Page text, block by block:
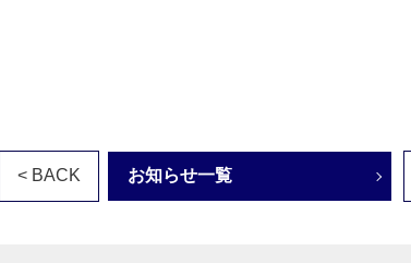
< BACK お知らせ一覧